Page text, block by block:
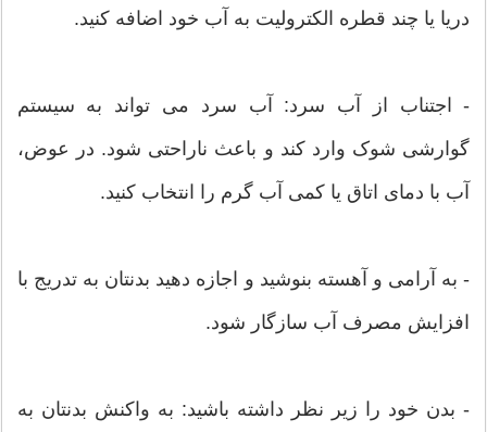
دریا یا چند قطره الکترولیت به آب خود اضافه کنید.
- اجتناب از آب سرد: آب سرد می تواند به سیستم
گوارشی شوک وارد کند و باعث ناراحتی شود. در عوض،
آب با دمای اتاق یا کمی آب گرم را انتخاب کنید.
- به آرامی و آهسته بنوشید و اجازه دهید بدنتان به تدریج با
افزایش مصرف آب سازگار شود.
- بدن خود را زیر نظر داشته باشید: به واکنش بدنتان به